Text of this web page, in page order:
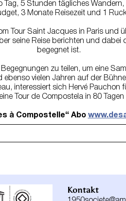
Tag, 5 Stunden tägliches
3 Monate Reisezeit und 1
Tour Saint Jacques in Paris und
seine Reise berichten und dabei
begegnet ist.
zu teilen, um eine
vielen Jahren auf der
interessiert sich Hervé
Tour de Compostela in 80 Tagen
à Compostelle“ Abo
Kontakt